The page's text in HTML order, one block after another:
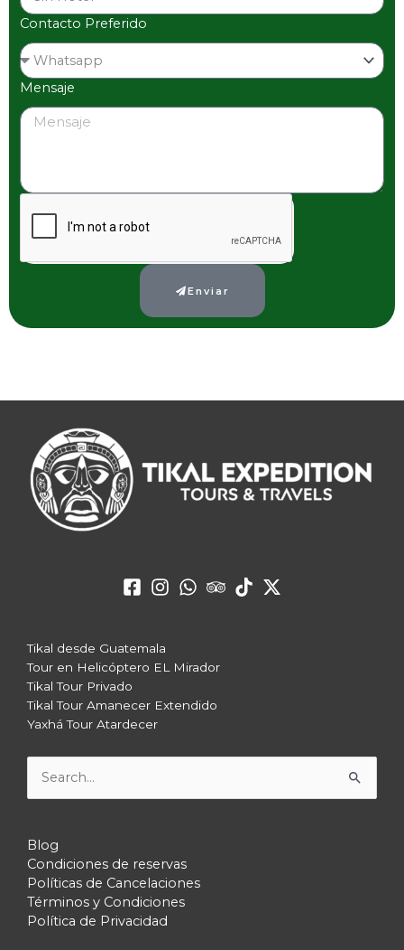
Contacto Preferido
Mensaje
Enviar
Tikal desde Guatemala
Tour en Helicóptero EL Mirador
Tikal Tour Privado
Tikal Tour Amanecer Extendido
Yaxhá Tour Atardecer
Buscar
por:
Blog
Condiciones de reservas
Políticas de Cancelaciones
Términos y Condiciones
Política de Privacidad